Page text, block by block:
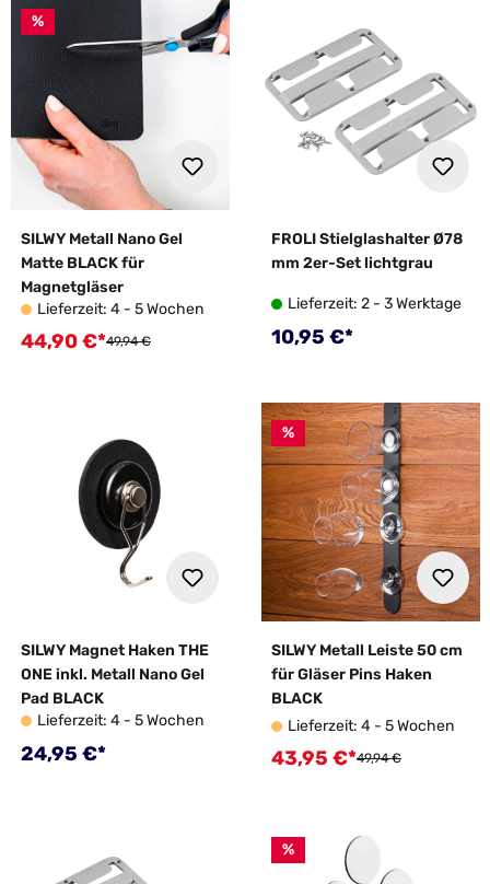
%
SILWY Metall Nano Gel
Matte BLACK für
Magnetgläser
Lieferzeit: 4 - 5 Wochen
Verkaufspreis:
44,90 €*Regulärer Preis:
49,94 €
FROLI Stielglashalter Ø78
mm 2er-Set lichtgrau
Lieferzeit: 2 - 3 Werktage
Regulärer Preis:
10,95 €*
SILWY Magnet Haken THE
ONE inkl. Metall Nano Gel
Pad BLACK
Lieferzeit: 4 - 5 Wochen
Regulärer Preis:
24,95 €*
%
SILWY Metall Leiste 50 cm
für Gläser Pins Haken
BLACK
Lieferzeit: 4 - 5 Wochen
Verkaufspreis:
43,95 €*Regulärer Preis:
49,94 €
%